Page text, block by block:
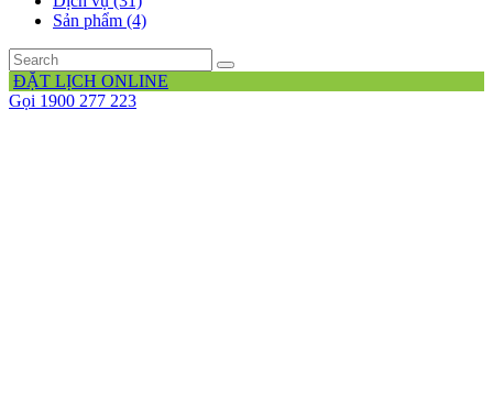
Sản phẩm (4)
ĐẶT LỊCH ONLINE
Gọi 1900 277 223